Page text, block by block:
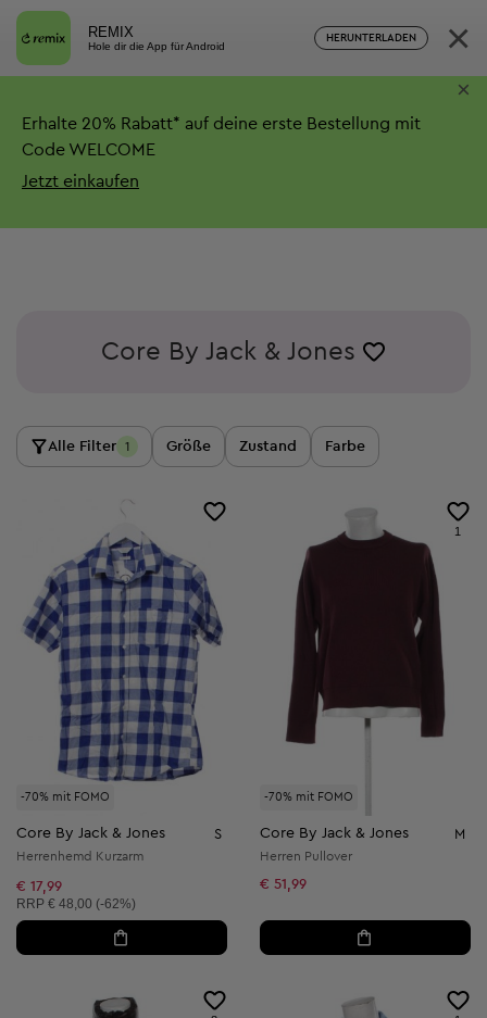
REMIX
Hole dir die App für Android
HERUNTERLADEN ×
Erhalte 20% Rabatt* auf deine erste Bestellung mit
Code WELCOME
Jetzt einkaufen
×
Core By Jack & Jones
Alle Filter 1 Größe Zustand Farbe
-70% mit FOMO
Core By Jack & Jones S
Herrenhemd Kurzarm
€ 17,99
Unverbindliche Preisempfehlung:
RRP € 48,00 (-62%)
-70% mit FOMO
1
Core By Jack & Jones M
Herren Pullover
€ 51,99